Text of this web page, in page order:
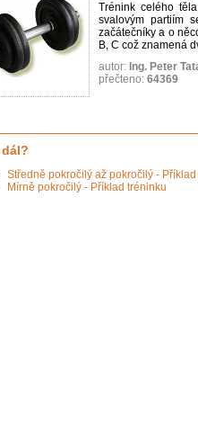
Trénink celého
svalovým partiím
začátečníky a o
B, C což znamená
autor: Ing. Peter
přečteno: 64369
dál?
Středně pokročilý až pokročilý -
Mírně pokročilý - Příklad tréninku